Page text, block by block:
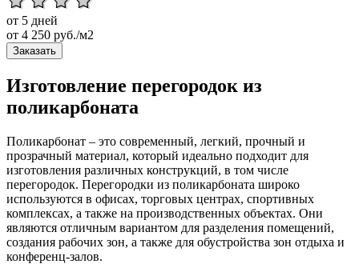
от 5 дней
от 4 250 руб./м2
Заказать
Изготовление перегородок из
поликарбоната
Поликарбонат – это современный, легкий, прочный и
прозрачный материал, который идеально подходит для
изготовления различных конструкций, в том числе
перегородок. Перегородки из поликарбоната широко
используются в офисах, торговых центрах, спортивных
комплексах, а также на производственных объектах. Они
являются отличным вариантом для разделения помещений,
создания рабочих зон, а также для обустройства зон отдыха и
конференц-залов.